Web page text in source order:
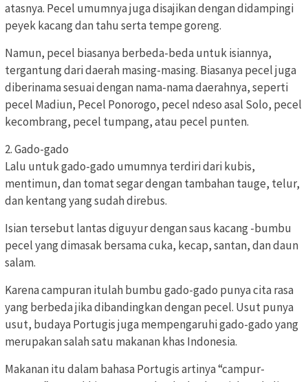
atasnya. Pecel umumnya juga disajikan dengan didampingi
peyek kacang dan tahu serta tempe goreng.
Namun, pecel biasanya berbeda-beda untuk isiannya,
tergantung dari daerah masing-masing. Biasanya pecel juga
diberinama sesuai dengan nama-nama daerahnya, seperti
pecel Madiun, Pecel Ponorogo, pecel ndeso asal Solo, pecel
kecombrang, pecel tumpang, atau pecel punten.
2. Gado-gado
Lalu untuk gado-gado umumnya terdiri dari kubis,
mentimun, dan tomat segar dengan tambahan tauge, telur,
dan kentang yang sudah direbus.
Isian tersebut lantas diguyur dengan saus kacang -bumbu
pecel yang dimasak bersama cuka, kecap, santan, dan daun
salam.
Karena campuran itulah bumbu gado-gado punya cita rasa
yang berbeda jika dibandingkan dengan pecel. Usut punya
usut, budaya Portugis juga mempengaruhi gado-gado yang
merupakan salah satu makanan khas Indonesia.
Makanan itu dalam bahasa Portugis artinya “campur-